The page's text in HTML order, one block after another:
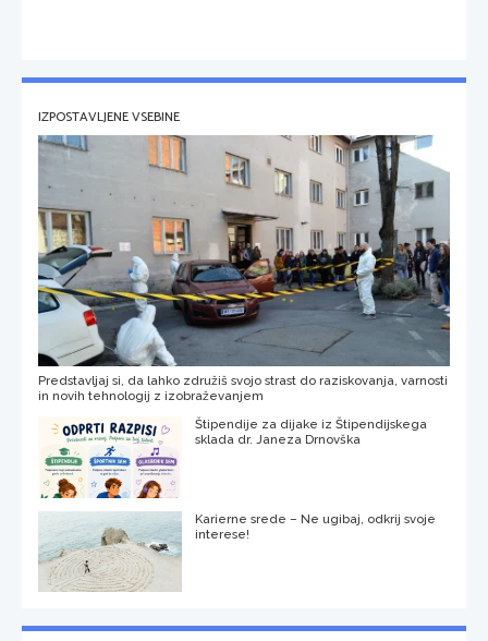
IZPOSTAVLJENE VSEBINE
Predstavljaj si, da lahko združiš svojo strast do raziskovanja, varnosti
in novih tehnologij z izobraževanjem
Štipendije za dijake iz Štipendijskega
sklada dr. Janeza Drnovška
Karierne srede – Ne ugibaj, odkrij svoje
interese!